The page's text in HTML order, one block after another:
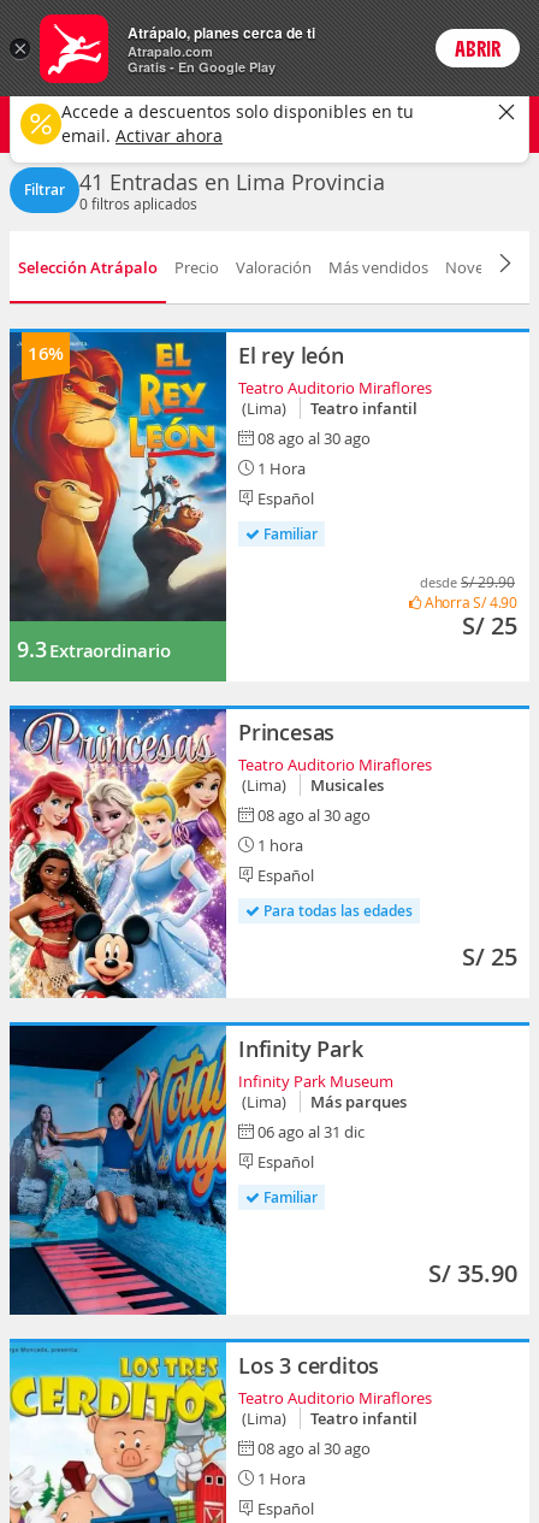
Entradas Login
Lima
Cualquier tipo Selecciona una fecha
CAMBIAR
Filtrar 41 Entradas en Lima Provincia
0filtros aplicados
Selección Atrápalo Precio Valoración Más vendidos Novedad
16%
9.3Extraordinario
El rey león
Teatro Auditorio Miraflores
(Lima)
Teatro infantil
08 ago al 30 ago
1 Hora
Español
Familiar
desde S/ 29.90
AhorraS/ 4.90
S/ 25
Princesas
Teatro Auditorio Miraflores
(Lima)
Musicales
08 ago al 30 ago
1 hora
Español
Para todas las edades
S/ 25
Infinity Park
Infinity Park Museum
(Lima)
Más parques
06 ago al 31 dic
Español
Familiar
S/ 35.90
Los 3 cerditos
Teatro Auditorio Miraflores
(Lima)
Teatro infantil
08 ago al 30 ago
1 Hora
Español
×
Atrápalo, planes cerca de ti
Atrapalo.com
Gratis - En Google Play
ABRIR
Accede a descuentos solo disponibles en tu
email. Activar ahora